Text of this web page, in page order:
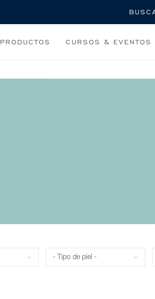
PRODUCTOS CURSOS & EVENTOS
Tipo de piel